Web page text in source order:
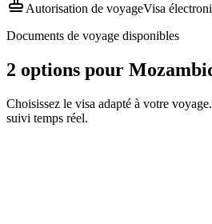
Autorisation de voyageVisa
Documents de voyage disponibles
2 options pour
Choisissez le visa adapté à votre
suivi temps réel.